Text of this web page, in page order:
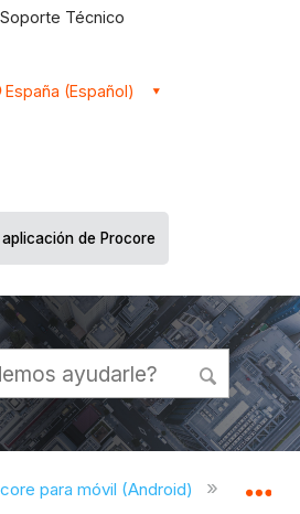
Soporte Técnico
España (Español)
de Procore
jerarquía global
para móvil (Android)